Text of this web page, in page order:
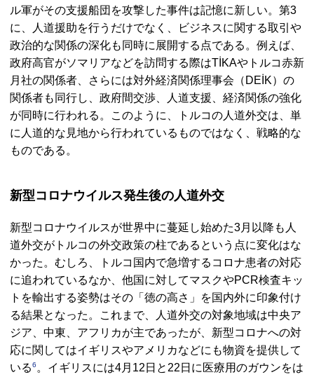
ル軍がその支援船団を攻撃した事件は記憶に新しい。第3
に、人道援助を行うだけでなく、ビジネスに関する取引や
政治的な関係の深化も同時に展開する点である。例えば、
政府高官がソマリアなどを訪問する際はTİKAやトルコ赤新
月社の関係者、さらには対外経済関係理事会（DEİK）の
関係者も同行し、政府間交渉、人道支援、経済関係の強化
が同時に行われる。このように、トルコの人道外交は、単
に人道的な見地から行われているものではなく、戦略的な
ものである。
新型コロナウイルス発生後の人道外交
新型コロナウイルスが世界中に蔓延し始めた3月以降も人
道外交がトルコの外交政策の柱であるという点に変化はな
かった。むしろ、トルコ国内で急増するコロナ患者の対応
に追われているなか、他国に対してマスクやPCR検査キッ
トを輸出する姿勢はその「徳の高さ」を国内外に印象付け
る結果となった。これまで、人道外交の対象地域は中央ア
ジア、中東、アフリカが主であったが、新型コロナへの対
応に関してはイギリスやアメリカなどにも物資を提供して
いる6 。イギリスには4月12日と22日に医療用のガウンをは